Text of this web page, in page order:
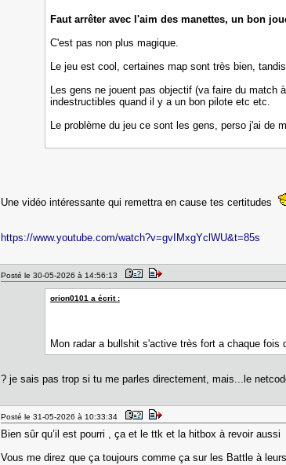
Faut arrêter avec l'aim des manettes, un bon
C'est pas non plus magique.
Le jeu est cool, certaines map sont très bien,
Les gens ne jouent pas objectif (va faire du match
indestructibles quand il y a un bon pilote etc etc.
Le problème du jeu ce sont les gens, perso j'ai de
Une vidéo intéressante qui remettra en cause tes certitudes
https://www.youtube.com/watch?v=gvIMxgYclWU&t=85s
Posté le 30-05-2026 à 14:56:13
orion0101 a écrit :
Mon radar a bullshit s'active très fort a chaque fois
? je sais pas trop si tu me parles directement, mais...le
Posté le 31-05-2026 à 10:33:34
Bien sûr qu’il est pourri , ça et le ttk et la hitbox à revoir aussi
Vous me direz que ça toujours comme ça sur les Battle à